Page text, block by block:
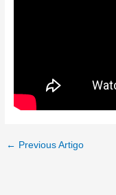
← Previous Artigo